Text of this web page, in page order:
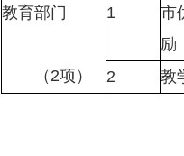
教育部门
（2项）
1
市
励
2
教